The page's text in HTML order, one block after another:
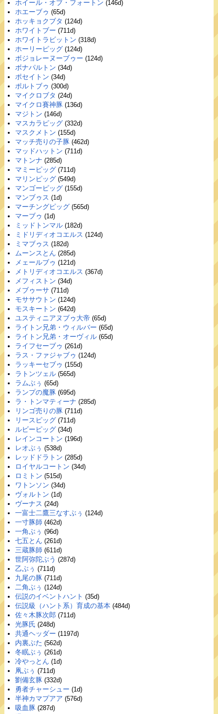
ホイール・オブ・フォートン (146d)
ホエーブゥ (65d)
ホッキョクブタ (124d)
ホワイトブー (711d)
ホワイトラビットン (318d)
ホーリーピッグ(124d)
ボジョレーヌーブゥー (124d)
ボナパルトン (34d)
ポセイトン (34d)
ポルトブゥ (300d)
マイクロブタ (24d)
マイクロ賽神豚(136d)
マジトン (146d)
マスカラピッグ(332d)
マスクメトン (155d)
マッチ売りの子豚(462d)
マッドハットン (711d)
マトンナ (285d)
マミーピッグ(711d)
マリンピッグ(549d)
マンゴーピッグ(155d)
マンブゥス (1d)
マーチングピッグ(565d)
マーブゥ (1d)
ミッドトンマル(182d)
ミドリディオコエルス (124d)
ミマブゥス (182d)
ムーンスとん (285d)
メェールブゥ (121d)
メトリディオコエルス (367d)
メフィストン (34d)
メブゥーサ(711d)
モササウトン (124d)
モスキートン (642d)
ユスティニアヌブゥ大帝 (65d)
ライトン兄弟・ウィルバー (65d)
ライトン兄弟・オーヴィル(65d)
ライフセーブゥ (261d)
ラス・ファジャブゥ (124d)
ラッキーセブゥ (155d)
ラトンツェル(565d)
ラムぶぅ (65d)
ランプの魔豚(695d)
ラ・トンマティーナ (285d)
リンゴ売りの豚(711d)
リースピッグ(711d)
ルビーピッグ(34d)
レインコートン (196d)
レオぶぅ (538d)
レッドドラトン (285d)
ロイヤルコートン (34d)
ロミトン (515d)
ワトンソン (34d)
ヴォルトン (1d)
ヴーナス (24d)
一富士二鷹三なすぶぅ (124d)
一寸豚師 (462d)
一角ぶぅ (96d)
七五とん (261d)
三蔵豚師 (611d)
世阿弥陀ぶう (287d)
乙ぶぅ (711d)
九尾の豚(711d)
二角ぶぅ (124d)
伝説のイベントハント (35d)
伝説級（ハント系）育成の基本 (484d)
佐々木豚次郎 (711d)
光豚氏 (248d)
共通ヘッダー (1197d)
内裏ぶた (562d)
冬眠ぶぅ (261d)
冷やっとん (1d)
凧ぶぅ (711d)
劉備玄豚(332d)
勇者チャーシュー (1d)
半神カマプアア (576d)
吸血豚(287d)